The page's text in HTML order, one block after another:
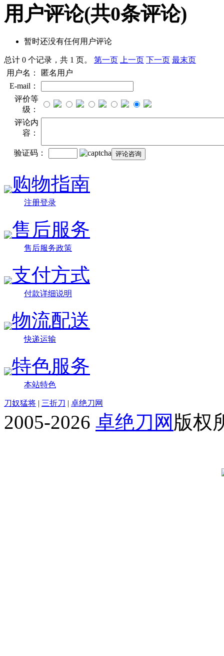
用户评论(共0条评论)
暂时还没有任何用户评论
总计 0 个记录，共 1 页。 第一页 上一页 下一页 最末页
用户名：
匿名用户
E-mail：
评价等
级：
评论内
容：
验证码：
购物指南
注册登录
售后服务
售后服务政策
支付方式
付款详细说明
物流配送
快递运输
特色服务
本站特色
刀奴猛将 | 三折刀 | 卓绝刀网
2005-2026 卓绝刀网 版权